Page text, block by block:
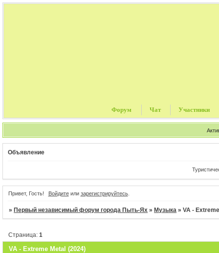
Форум Чат Участники
Объявление
Привет, Гость! Войдитеили зарегистрируйтесь.
»Первый независимый форум города Пыть-Ях »Музыка »VA -
VA - Extreme Metal (2024)
Страница:1